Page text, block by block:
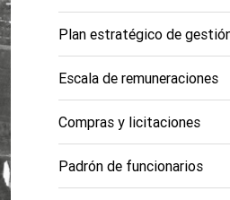
Plan estratégico de
Escala de remuneraciones
Compras y licitaciones
Padrón de funcionarios